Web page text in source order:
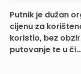
Putnik je dužan
cijenu za
koristio, bez
putovanje te u